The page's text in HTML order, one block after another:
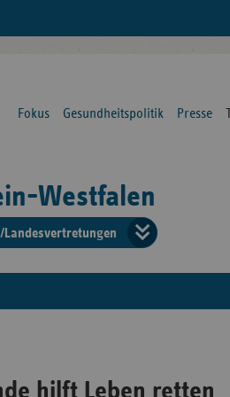
Fokus Gesundheitspolitik Presse
Westfalen
der
hilft Leben retten